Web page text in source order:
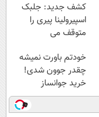
کشف جدید: جلبک
اسپیرولینا پیری را
متوقف می
خودتم باورت نمیشه
چقدر جوون شدی!
خرید جوانساز
اسپیرولینا با تخفیف
ویژه